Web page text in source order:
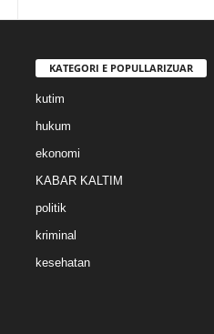
KATEGORI E POPULLARIZUAR
kutim
hukum
ekonomi
KABAR KALTIM
politik
kriminal
kesehatan